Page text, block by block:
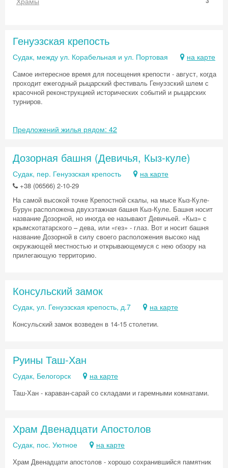
Генуэзская крепость
Судак, между ул. Корабельная и ул. Портовая на карте
Самое интересное время для посещения крепости - август, когда
проходит ежегодный рыцарский фестиваль Генуэзский шлем с
красочной реконструкцией исторических событий и рыцарских
турниров.
Предложений жилья рядом: 42
Дозорная башня (Девичья, Кыз-куле)
Судак, пер. Генуэзская крепость на карте
+38 (06566) 2-10-29
На самой высокой точке Крепостной скалы, на мысе Кыз-Куле-
Бурун расположена двухэтажная башня Кыз-Куле. Башня носит
название Дозорной, но иногда ее называют Девичьей. «Кыз» с
крымскотатарского – дева, или «гез» - глаз. Вот и носит башня
название Дозорной в силу своего расположения высоко над
окружающей местностью и открывающемуся с нею обзору на
прилегающую территорию.
Консульский замок
Судак, ул. Генуэзская крепость, д.7 на карте
Консульский замок возведен в 14-15 столетии.
Руины Таш-Хан
Судак, Белогорск на карте
Таш-Хан - караван-сарай со складами и гаремными комнатами.
Храм Двенадцати Апостолов
Судак, пос. Уютное на карте
Храм Двенадцати апостолов - хорошо сохранившийся памятник
Скидка −5%
промокод на первое бронирование!